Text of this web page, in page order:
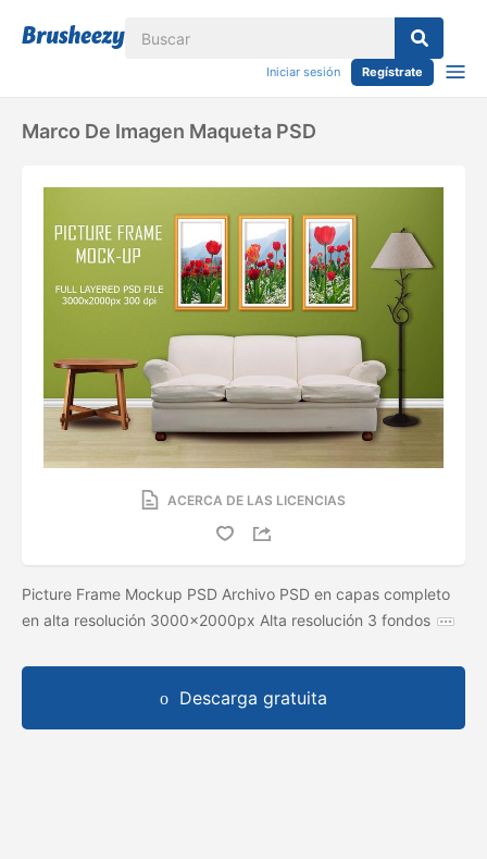
Iniciar sesión Regístrate
Marco De Imagen Maqueta PSD
ACERCA DE LAS LICENCIAS
Picture Frame Mockup PSD Archivo PSD en capas completo
en alta resolución 3000x2000px Alta resolución 3 fondos
Descarga gratuita